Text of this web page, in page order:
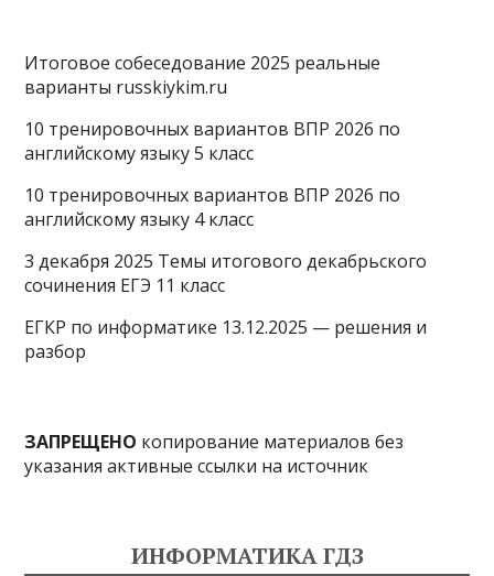
Итоговое собеседование 2025 реальные
варианты russkiykim.ru
10 тренировочных вариантов ВПР 2026 по
английскому языку 5 класс
10 тренировочных вариантов ВПР 2026 по
английскому языку 4 класс
3 декабря 2025 Темы итогового декабрьского
сочинения ЕГЭ 11 класс
ЕГКР по информатике 13.12.2025 — решения и
разбор
ЗАПРЕЩЕНО копирование материалов без
указания активные ссылки на источник
ИНФОРМАТИКА ГДЗ